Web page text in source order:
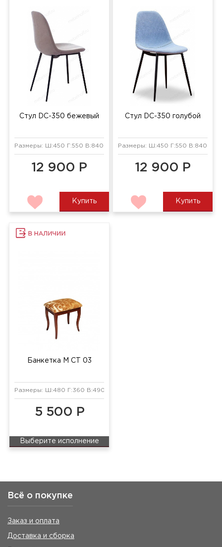
Стул DC-350 бежевый
Размеры: Ш:450 Г:550 В:840 мм
12 900 Р
Купить
Стул DC-350 голубой
Размеры: Ш:450 Г:550 В:840 мм
12 900 Р
Купить
Банкетка М СТ 03
Размеры: Ш:480 Г:360 В:490 мм
5 500 Р
Выберите исполнение
Всё о покупке
Заказ и оплата
Доставка и сборка